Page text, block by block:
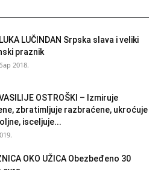
LUČINDAN Srpska slava i veliki
praznik
2018.
OSTROŠKI – Izmiruje
zbratimljuje razbraćene, ukroćuje
isceljuje...
OKO UŽICA Obezbeđeno 30